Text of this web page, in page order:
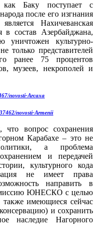
как Баку поступает с
после его изгнания
Нахичеванская
в состав Азербайджана,
культурно-
только представителей
ранее 75 процентов
музеев, некрополей и
novosti-Arcaxa
novosti-Armenii
что вопрос сохранения
Карабахе – это не
а проблема
и передачей
культурного кода
не имеет права
направить в
миссию ЮНЕСКО с целью
имеющиеся сейчас
и сохранить
наследие Нагорного